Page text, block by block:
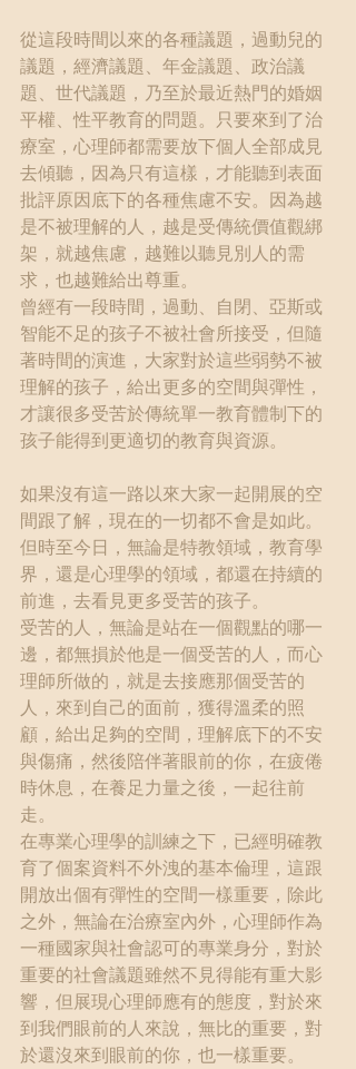
從這段時間以來的各種議題，過動兒的
議題，經濟議題、年金議題、政治議
題、世代議題，乃至於最近熱門的婚姻
平權、性平教育的問題。只要來到了治
療室，心理師都需要放下個人全部成見
去傾聽，因為只有這樣，才能聽到表面
批評原因底下的各種焦慮不安。因為越
是不被理解的人，越是受傳統價值觀綁
架，就越焦慮，越難以聽見別人的需
求，也越難給出尊重。
曾經有一段時間，過動、自閉、亞斯或
智能不足的孩子不被社會所接受，但隨
著時間的演進，大家對於這些弱勢不被
理解的孩子，給出更多的空間與彈性，
才讓很多受苦於傳統單一教育體制下的
孩子能得到更適切的教育與資源。
如果沒有這一路以來大家一起開展的空
間跟了解，現在的一切都不會是如此。
但時至今日，無論是特教領域，教育學
界，還是心理學的領域，都還在持續的
前進，去看見更多受苦的孩子。
受苦的人，無論是站在一個觀點的哪一
邊，都無損於他是一個受苦的人，而心
理師所做的，就是去接應那個受苦的
人，來到自己的面前，獲得溫柔的照
顧，給出足夠的空間，理解底下的不安
與傷痛，然後陪伴著眼前的你，在疲倦
時休息，在養足力量之後，一起往前
走。
在專業心理學的訓練之下，已經明確教
育了個案資料不外洩的基本倫理，這跟
開放出個有彈性的空間一樣重要，除此
之外，無論在治療室內外，心理師作為
一種國家與社會認可的專業身分，對於
重要的社會議題雖然不見得能有重大影
響，但展現心理師應有的態度，對於來
到我們眼前的人來說，無比的重要，對
於還沒來到眼前的你，也一樣重要。